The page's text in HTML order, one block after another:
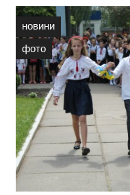
новини
фото